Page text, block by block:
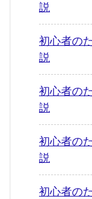
説
初心者の
説
初心者の
説
初心者の
説
初心者の